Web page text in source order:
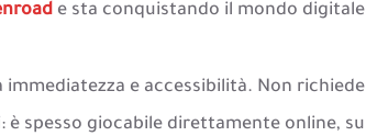
e sta conquistando il mondo digitale.
immediatezza e accessibilità. Non richiede
spesso giocabile direttamente online, su